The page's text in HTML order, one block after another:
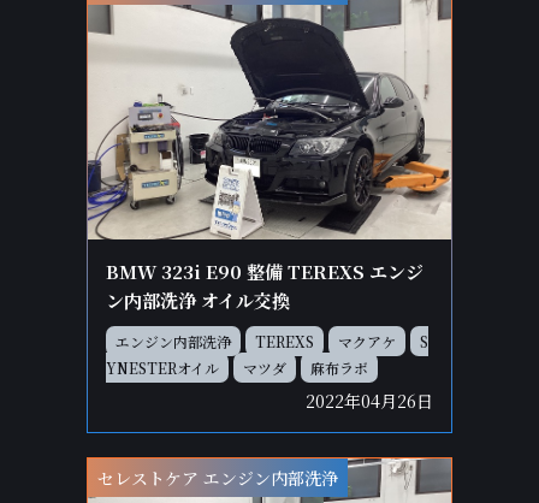
BMW 323i E90 整備 TEREXS エンジ
ン内部洗浄 オイル交換
エンジン内部洗浄 TEREXS マクアケ
S
YNESTERオイル
マツダ 麻布ラボ
2022年04月26日
セレストケア エンジン内部洗浄